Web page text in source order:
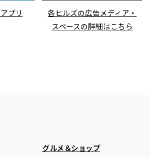
プリ
各ヒルズの広告メディア・
スペースの詳細はこちら
グルメ＆ショップ